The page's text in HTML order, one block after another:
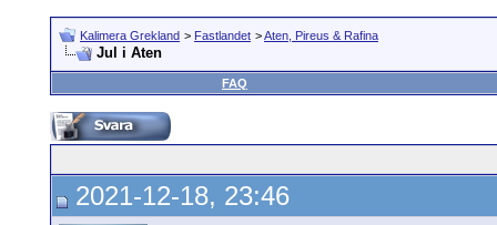
Kalimera Grekland > Fastlandet >Aten, Pireus & Rafina
Jul i Aten
FAQ
2021-12-18, 23:46